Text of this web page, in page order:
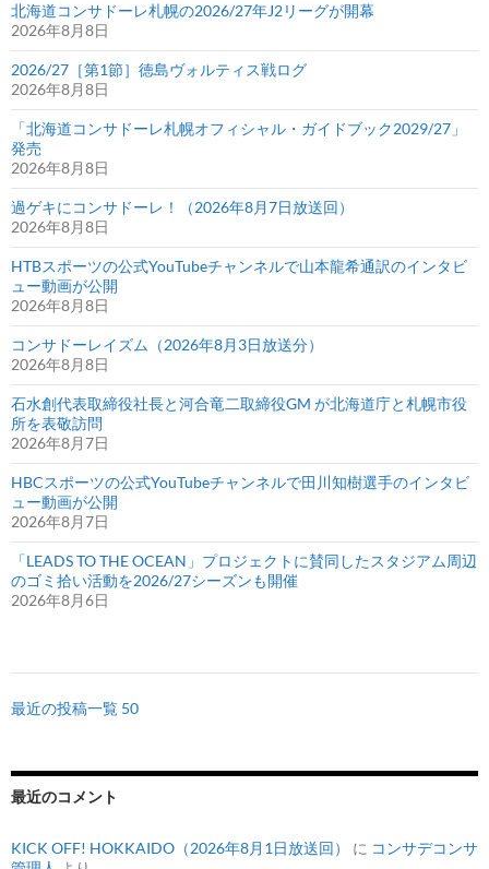
北海道コンサドーレ札幌の2026/27年J2リーグが開幕
2026年8月8日
2026/27［第1節］徳島ヴォルティス戦ログ
2026年8月8日
「北海道コンサドーレ札幌オフィシャル・ガイドブック2029/27」
発売
2026年8月8日
過ゲキにコンサドーレ！（2026年8月7日放送回）
2026年8月8日
HTBスポーツの公式YouTubeチャンネルで山本龍希通訳のインタビ
ュー動画が公開
2026年8月8日
コンサドーレイズム（2026年8月3日放送分）
2026年8月8日
石水創代表取締役社長と河合竜二取締役GM が北海道庁と札幌市役
所を表敬訪問
2026年8月7日
HBCスポーツの公式YouTubeチャンネルで田川知樹選手のインタビ
ュー動画が公開
2026年8月7日
「LEADS TO THE OCEAN」プロジェクトに賛同したスタジアム周辺
のゴミ拾い活動を2026/27シーズンも開催
2026年8月6日
最近の投稿一覧 50
最近のコメント
KICK OFF! HOKKAIDO（2026年8月1日放送回） に コンサデコンサ